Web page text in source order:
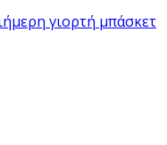
γιορτή μπάσκετ